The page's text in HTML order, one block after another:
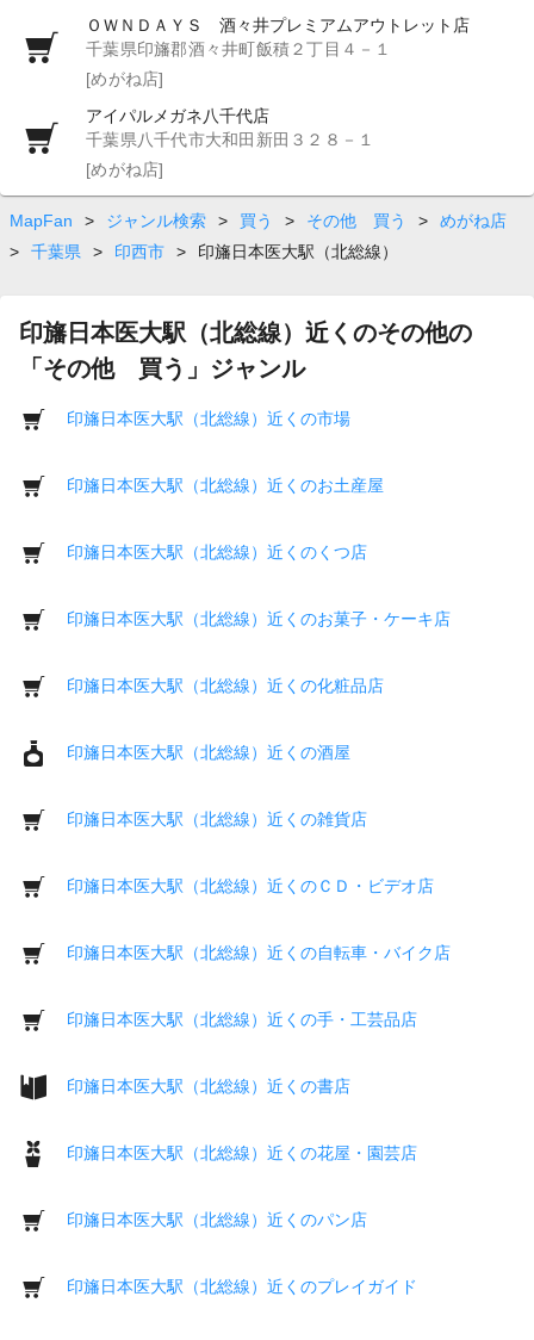
ＯＷＮＤＡＹＳ 酒々井プレミアムアウトレット店
千葉県印旛郡酒々井町飯積２丁目４－１
[めがね店]
アイパルメガネ八千代店
千葉県八千代市大和田新田３２８－１
[めがね店]
MapFan > ジャンル検索 > 買う > その他 買う >
めがね店
>
千葉県 > 印西市 > 印旛日本医大駅（北総線）
印旛日本医大駅（北総線）近くのその他の
「その他 買う」ジャンル
印旛日本医大駅（北総線）近くの市場
印旛日本医大駅（北総線）近くのお土産屋
印旛日本医大駅（北総線）近くのくつ店
印旛日本医大駅（北総線）近くのお菓子・ケーキ店
印旛日本医大駅（北総線）近くの化粧品店
印旛日本医大駅（北総線）近くの酒屋
印旛日本医大駅（北総線）近くの雑貨店
印旛日本医大駅（北総線）近くのＣＤ・ビデオ店
印旛日本医大駅（北総線）近くの自転車・バイク店
印旛日本医大駅（北総線）近くの手・工芸品店
印旛日本医大駅（北総線）近くの書店
印旛日本医大駅（北総線）近くの花屋・園芸店
印旛日本医大駅（北総線）近くのパン店
印旛日本医大駅（北総線）近くのプレイガイド